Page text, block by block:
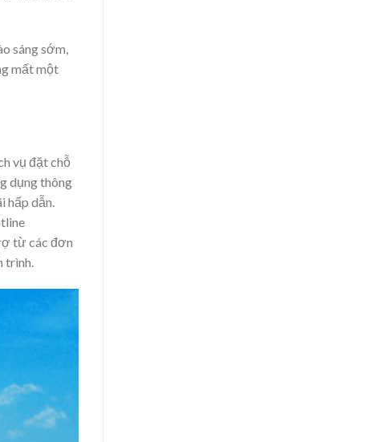
sáng sớm,
mất một
vụ đặt chỗ
dụng thông
hấp dẫn.
từ các đơn
trình.